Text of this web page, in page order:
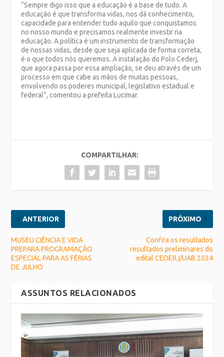
“Sempre digo isso que a educação é a base de tudo. A
educação é que transforma vidas, nos dá conhecimento,
capacidade para entender tudo aquilo que conquistamos
no nosso mundo e precisamos realmente investir na
educação. A política é um instrumento de transformação
de nossas vidas, desde que seja aplicada de forma correta,
é o que todos nós queremos. A instalação do Polo Cederj,
que agora passa por essa ampliação, se deu através de um
processo em que cabe as mãos de muitas pessoas,
envolvendo os poderes municipal, legislativo estadual e
federal”, comentou a prefeita Lucimar.
COMPARTILHAR:
ANTERIOR
MUSEU CIÊNCIA E VIDA
PREPARA PROGRAMAÇÃO
ESPECIAL PARA AS FÉRIAS
DE JULHO
PRÓXIMO
Confira os resultados
resultados preliminares do
edital CEDERJ/UAB 2024
ASSUNTOS RELACIONADOS